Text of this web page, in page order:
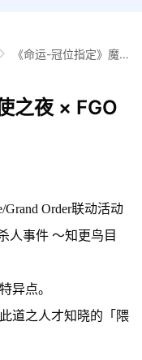
《命运-冠位指定》魔
之夜 × FGO
Order联动活动
人事件 ～知更鸟目
异点。
道之人才知晓的「隈